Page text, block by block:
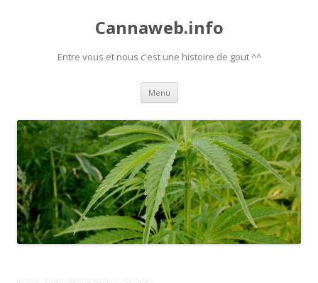
Cannaweb.info
Entre vous et nous c'est une histoire de gout ^^
Menu Aller
contenu